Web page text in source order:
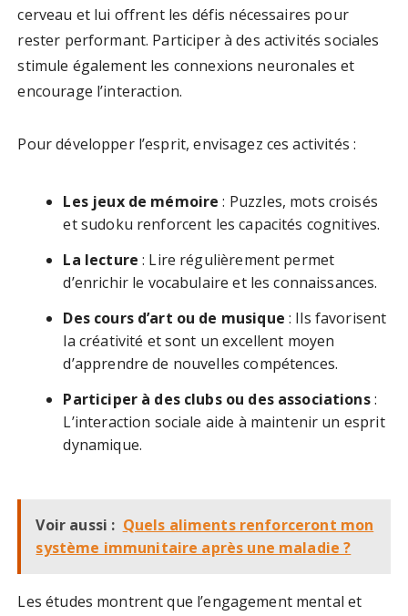
cerveau et lui offrent les défis nécessaires pour
rester performant. Participer à des activités sociales
stimule également les connexions neuronales et
encourage l’interaction.
Pour développer l’esprit, envisagez ces activités :
Les jeux de mémoire : Puzzles, mots croisés
et sudoku renforcent les capacités cognitives.
La lecture : Lire régulièrement permet
d’enrichir le vocabulaire et les connaissances.
Des cours d’art ou de musique : Ils favorisent
la créativité et sont un excellent moyen
d’apprendre de nouvelles compétences.
Participer à des clubs ou des associations:
L’interaction sociale aide à maintenir un esprit
dynamique.
Voir aussi : Quels aliments renforceront mon
système immunitaire après une maladie ?
Les études montrent que l’engagement mental et